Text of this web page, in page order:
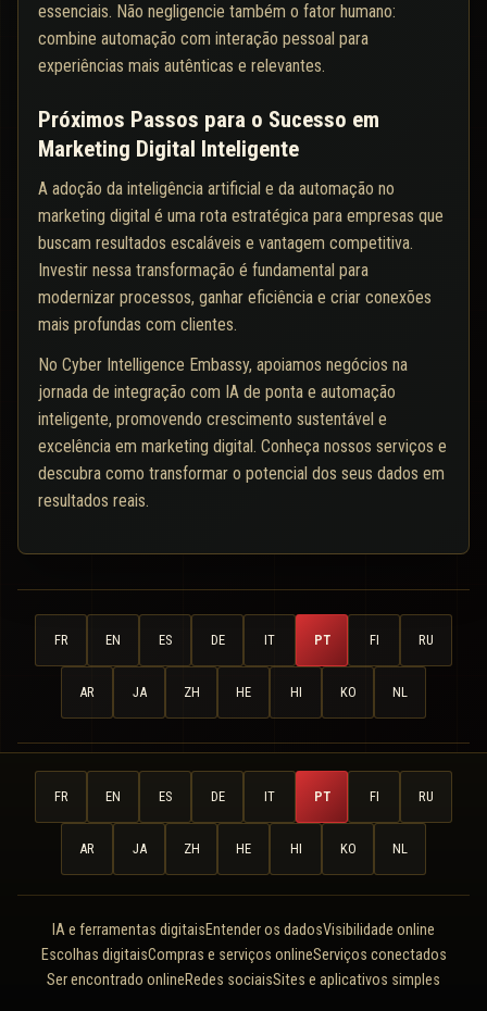
essenciais. Não negligencie também o fator humano:
combine automação com interação pessoal para
experiências mais autênticas e relevantes.
Próximos Passos para o Sucesso em
Marketing Digital Inteligente
A adoção da inteligência artificial e da automação no
marketing digital é uma rota estratégica para empresas que
buscam resultados escaláveis e vantagem competitiva.
Investir nessa transformação é fundamental para
modernizar processos, ganhar eficiência e criar conexões
mais profundas com clientes.
No Cyber Intelligence Embassy, apoiamos negócios na
jornada de integração com IA de ponta e automação
inteligente, promovendo crescimento sustentável e
excelência em marketing digital. Conheça nossos serviços e
descubra como transformar o potencial dos seus dados em
resultados reais.
FR EN ES DE IT PT FI RU
AR JA ZH HE HI KO NL
FR EN ES DE IT PT FI RU
AR JA ZH HE HI KO NL
IA e ferramentas digitaisEntender os dadosVisibilidade online
Escolhas digitaisCompras e serviços onlineServiços conectados
Ser encontrado onlineRedes sociaisSites e aplicativos simples